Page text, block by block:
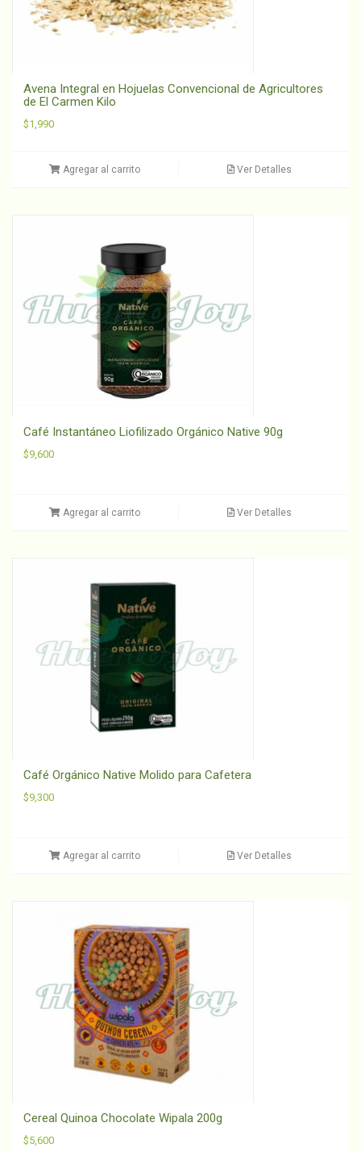
Avena Integral en Hojuelas Convencional de Agricultores
de El Carmen Kilo
$1,990
Agregar al carrito Ver Detalles
Café Instantáneo Liofilizado Orgánico Native 90g
$9,600
Agregar al carrito Ver Detalles
Café Orgánico Native Molido para Cafetera
$9,300
Agregar al carrito Ver Detalles
Cereal Quinoa Chocolate Wipala 200g
$5,600